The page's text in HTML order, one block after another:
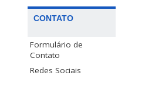
CONTATO
Formulário de
Contato
Redes Sociais